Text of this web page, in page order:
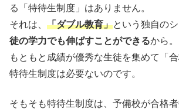
る「特待生制度」はありません。
それは、 「ダブル教育」という独自の
徒の学力でも伸ばすことができるから。
もともと成績が優秀な生徒を集めて「
特待生制度は必要ないのです。
そもそも特待生制度は、予備校が合格